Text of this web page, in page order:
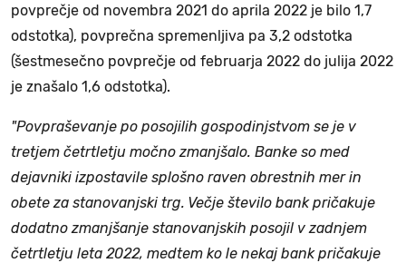
povprečje od novembra 2021 do aprila 2022 je bilo 1,7
odstotka), povprečna spremenljiva pa 3,2 odstotka
(šestmesečno povprečje od februarja 2022 do julija 2022
je znašalo 1,6 odstotka).
"Povpraševanje po posojilih gospodinjstvom se je v
tretjem četrtletju močno zmanjšalo. Banke so med
dejavniki izpostavile splošno raven obrestnih mer in
obete za stanovanjski trg. Večje število bank pričakuje
dodatno zmanjšanje stanovanjskih posojil v zadnjem
četrtletju leta 2022, medtem ko le nekaj bank pričakuje